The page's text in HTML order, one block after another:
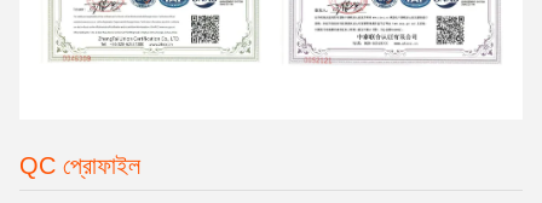
QC প্রোফাইল